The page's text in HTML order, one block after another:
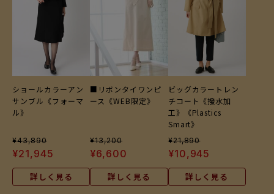
ショールカラーアン
サンブル《フォーマ
ル》
¥43,890
¥21,945
詳しく見る
■リボンタイワンピ
ース《WEB限定》
¥13,200
¥6,600
詳しく見る
ビッグカラートレン
チコート《撥水加
工》《Plastics
Smart》
¥21,890
¥10,945
詳しく見る